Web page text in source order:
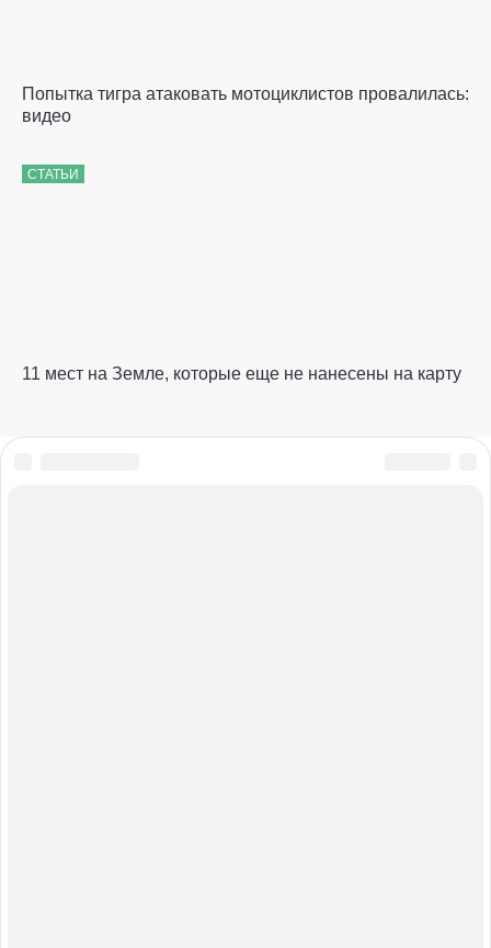
Попытка тигра атаковать мотоциклистов провалилась:
видео
СТАТЬИ
11 мест на Земле, которые еще не нанесены на карту